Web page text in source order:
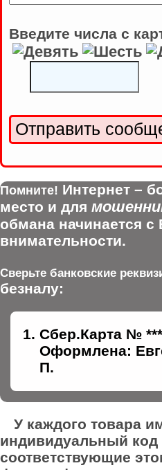
Введите числа с
Помните! Интернет –
место и для
обмана начинается с
внимательности.
Сверьте банковские
безналу:
Сбер.Карта №
Оформлена:
П.
У каждого товара
индивидуальный код
соответствующие